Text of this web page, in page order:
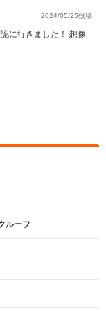
2024/05/25投稿
に行きました！ 想像
ルーフ